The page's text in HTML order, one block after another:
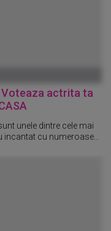
actrita ta
unele dintre cele mai
cu numeroase...